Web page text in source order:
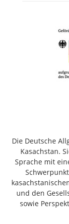
Die Deutsche
Kasachstan.
Sprache mit
und den
sowie